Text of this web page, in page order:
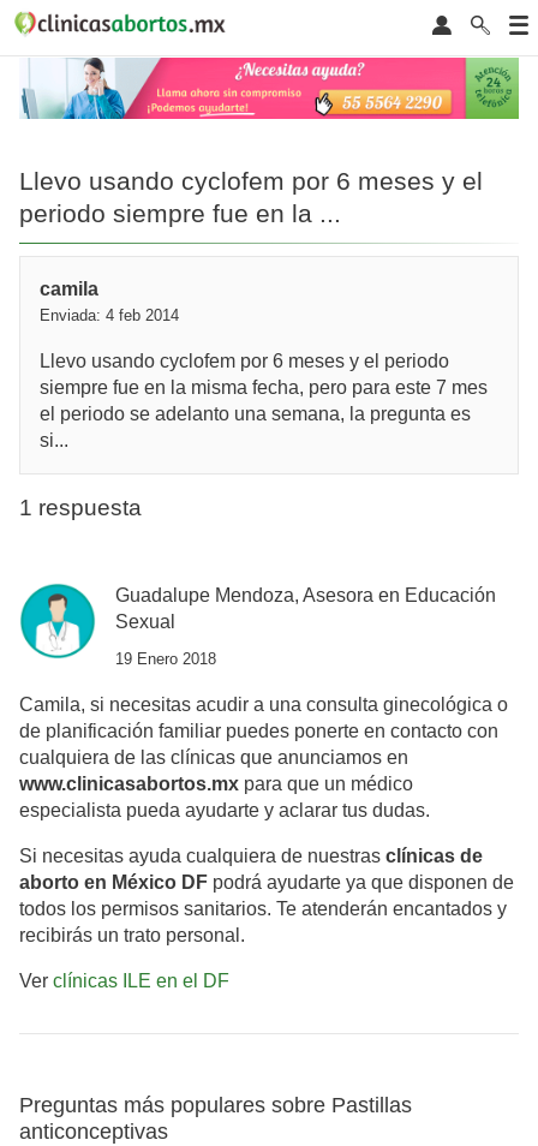
Llevo usando cyclofem por 6 meses y el
periodo siempre fue en la ...
camila
Enviada: 4 feb 2014
Llevo usando cyclofem por 6 meses y el periodo
siempre fue en la misma fecha, pero para este 7 mes
el periodo se adelanto una semana, la pregunta es
si...
1 respuesta
Guadalupe Mendoza, Asesora en Educación
Sexual
19 Enero 2018
Camila, si necesitas acudir a una consulta ginecológica o
de planificación familiar puedes ponerte en contacto con
cualquiera de las clínicas que anunciamos en
www.clinicasabortos.mx para que un médico
especialista pueda ayudarte y aclarar tus dudas.
Si necesitas ayuda cualquiera de nuestras clínicas de
aborto en México DF podrá ayudarte ya que disponen de
todos los permisos sanitarios. Te atenderán encantados y
recibirás un trato personal.
Ver clínicas ILE en el DF
Preguntas más populares sobre Pastillas
anticonceptivas